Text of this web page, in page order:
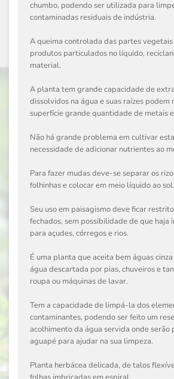
chumbo, podendo ser utilizada para
contaminadas residuais de indústria.
A queima controlada das partes
produtos particulados no líquido,
material.
A planta tem grande capacidade de
dissolvidos na água e suas raízes podem
superfície grande quantidade de metais
Não há grande problema em cultivar
necessidade de adicionar nutrientes ao
Para fazer mudas deve-se separar os
folhinhas e colocar em meio líquido ao sol.
Seu uso em paisagismo deve ficar
fechados, sem possibilidade de que haja
para açudes, córregos e rios.
É uma planta que aceita bem águas
água descartada por pias, chuveiros e
roupa ou máquinas de lavar.
Tem a capacidade de limpá-la dos
contaminantes, podendo ser feito um
acolhimento da água servida onde serão
aguapé para ajudar na sua limpeza.
Planta herbácea delicada, de talos